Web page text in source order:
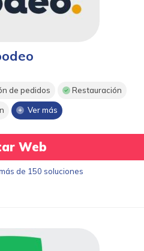
de pedidos Restauración
Ver más
Web
de 150 soluciones